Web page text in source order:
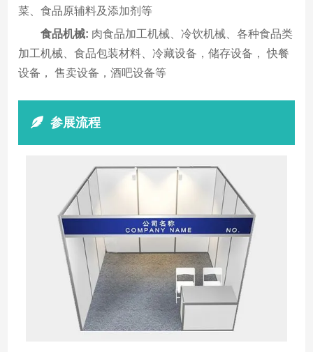
菜、食品原辅料及添加剂等
食品机械: 肉食品加工机械、冷饮机械、各种食品类
加工机械、食品包装材料、冷藏设备，储存设备， 快餐
设备， 售卖设备，酒吧设备等
参展流程